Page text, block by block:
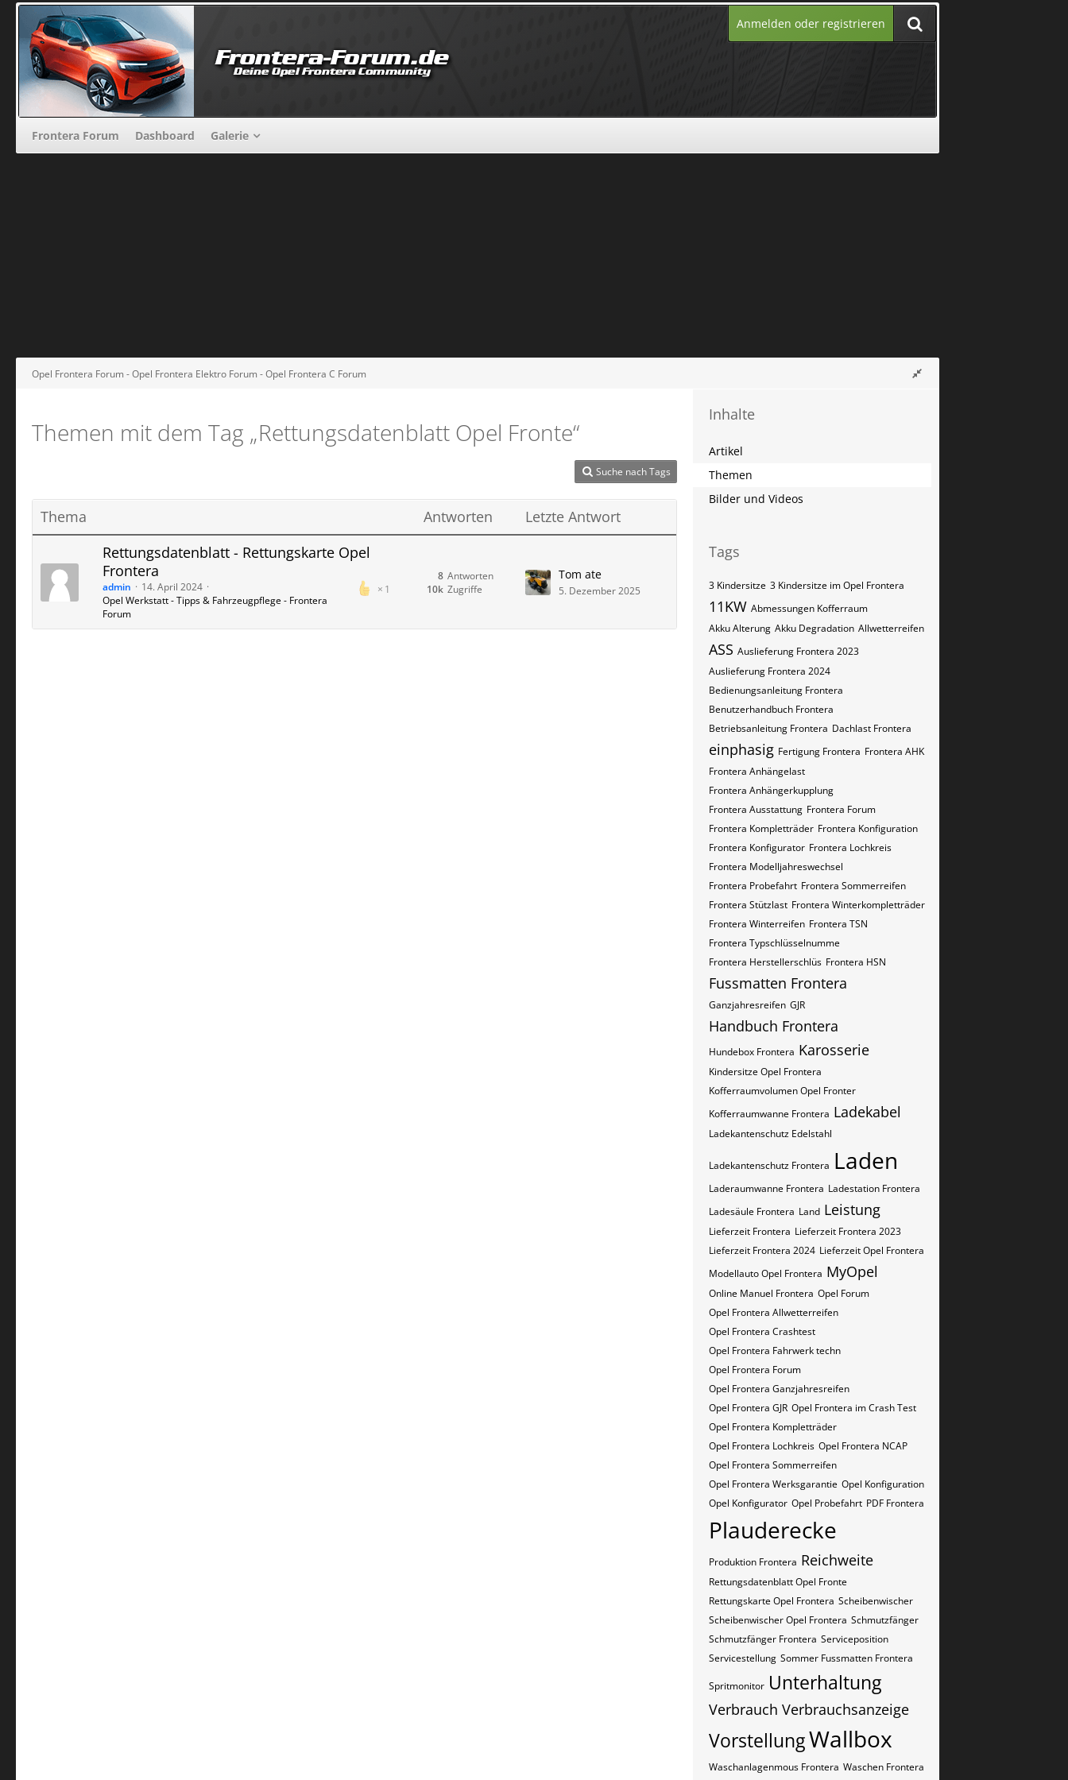
Anmelden oder registrieren
Frontera Forum Dashboard Galerie
Opel Frontera Forum - Opel Frontera Elektro Forum - Opel Frontera C Forum
Themen mit dem Tag „Rettungsdatenblatt Opel Fronte“
Suche nach Tags
Thema Antworten
Letzte Antwort
Rettungsdatenblatt - Rettungskarte Opel
Frontera
1
admin
14. April 2024
Opel Werkstatt - Tipps & Fahrzeugpflege - Frontera
Forum
Antworten
8
Zugriffe
10k
Tom ate
5. Dezember 2025
Inhalte
Artikel
Themen
Bilder und Videos
Tags
3 Kindersitze 3 Kindersitze im Opel Frontera
11KW Abmessungen Kofferraum
Akku Alterung Akku Degradation Allwetterreifen
ASS Auslieferung Frontera 2023
Auslieferung Frontera 2024
Bedienungsanleitung Frontera
Benutzerhandbuch Frontera
Betriebsanleitung Frontera Dachlast Frontera
einphasig Fertigung Frontera Frontera AHK
Frontera Anhängelast
Frontera Anhängerkupplung
Frontera Ausstattung Frontera Forum
Frontera Kompletträder Frontera Konfiguration
Frontera Konfigurator Frontera Lochkreis
Frontera Modelljahreswechsel
Frontera Probefahrt Frontera Sommerreifen
Frontera Stützlast Frontera Winterkompletträder
Frontera Winterreifen Frontera​​​​ TSN
Frontera​​​​ Typschlüsselnumme
Frontera​​​​​ Herstellerschlüs Frontera​​​​​ HSN
Fussmatten Frontera
Ganzjahresreifen GJR
Handbuch Frontera
Hundebox Frontera Karosserie
Kindersitze Opel Frontera
Kofferraumvolumen Opel Fronter
Kofferraumwanne Frontera Ladekabel
Ladekantenschutz Edelstahl
Ladekantenschutz Frontera Laden
Laderaumwanne Frontera Ladestation Frontera
Ladesäule Frontera Land Leistung
Lieferzeit Frontera Lieferzeit Frontera 2023
Lieferzeit Frontera 2024 Lieferzeit Opel Frontera
Modellauto Opel Frontera MyOpel
Online Manuel Frontera Opel Forum
Opel Frontera Allwetterreifen
Opel Frontera Crashtest
Opel Frontera Fahrwerk techn
Opel Frontera Forum
Opel Frontera Ganzjahresreifen
Opel Frontera GJR Opel Frontera im Crash Test
Opel Frontera Kompletträder
Opel Frontera Lochkreis Opel Frontera NCAP
Opel Frontera Sommerreifen
Opel Frontera Werksgarantie Opel Konfiguration
Opel Konfigurator Opel Probefahrt PDF Frontera
Plauderecke
Produktion Frontera Reichweite
Rettungsdatenblatt Opel Fronte
Rettungskarte Opel Frontera Scheibenwischer
Scheibenwischer Opel​ Frontera Schmutzfänger
Schmutzfänger Frontera Serviceposition
Servicestellung Sommer Fussmatten Frontera
Spritmonitor Unterhaltung
Verbrauch Verbrauchsanzeige
VorstellungWallbox
Waschanlagenmous Frontera Waschen Frontera